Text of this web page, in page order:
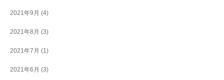
2021年9月 (4)
2021年8月 (3)
2021年7月 (1)
2021年6月 (3)